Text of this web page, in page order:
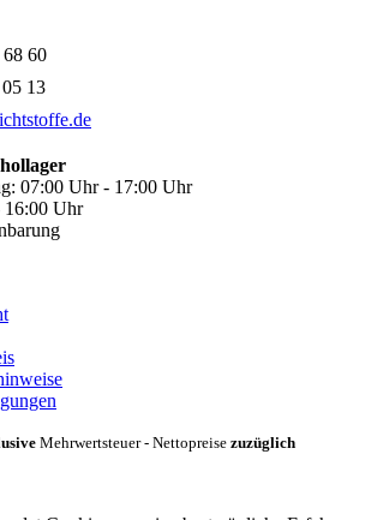
68 60
13
07:00 Uhr - 17:00 Uhr
16:00 Uhr
Mehrwertsteuer - Nettopreise zuzüglich